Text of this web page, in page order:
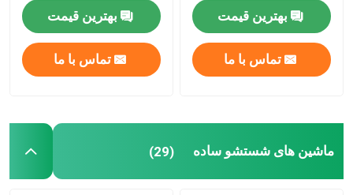
بهترین قیمت
تماس با ما
بهترین قیمت
تماس با ما
ماشین های شستشو ساده (29)